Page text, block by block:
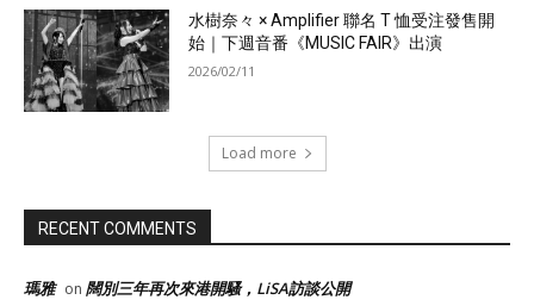
水樹奈々 × Amplifier 聯名 T 恤受注發售開
始｜下週音番《MUSIC FAIR》出演
2026/02/11
Load more
RECENT COMMENTS
瑪雅 on 闊別三年再次來港開騷，LiSA訪談公開